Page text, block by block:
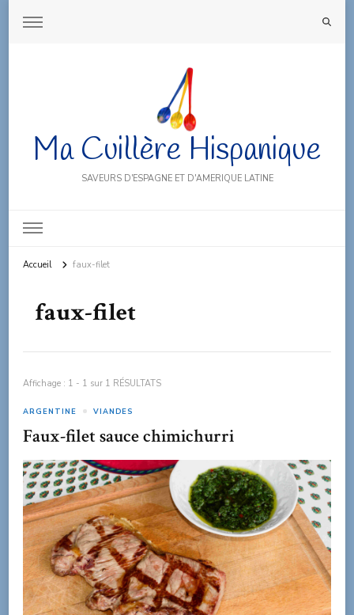
Ma Cuillère Hispanique
SAVEURS D'ESPAGNE ET D'AMERIQUE LATINE
Accueil faux-filet
faux-filet
Affichage : 1 - 1 sur 1 RÉSULTATS
ARGENTINE VIANDES
Faux-filet sauce chimichurri